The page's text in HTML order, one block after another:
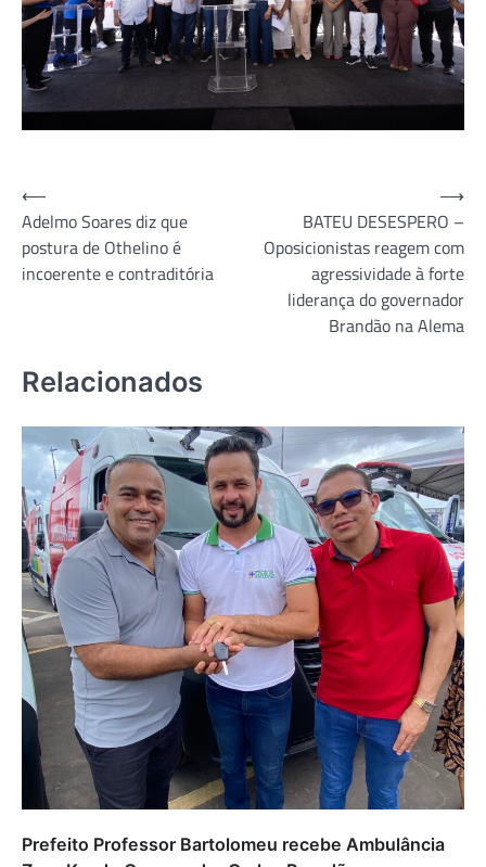
Navegação
de
Post
⟵
Adelmo Soares diz que
postura de Othelino é
incoerente e contraditória
BATEU DESESPERO –
Oposicionistas reagem com
agressividade à forte
liderança do governador
Brandão na Alema
⟶
Relacionados
Prefeito Professor Bartolomeu recebe Ambulância